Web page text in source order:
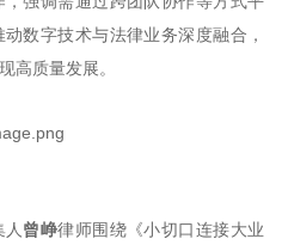
数字技术与法律业务深度融合，
高质量发展。
曾峥律师围绕《小切口连接大业